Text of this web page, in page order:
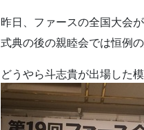
昨日、ファースの全国大会
式典の後の親睦会では恒例
どうやら斗志貴が出場した模